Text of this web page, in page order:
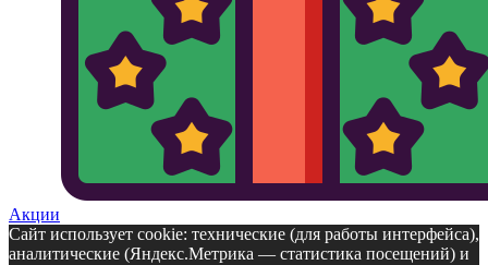
Акции
Сайт использует cookie: технические (для работы интерфейса),
аналитические (Яндекс.Метрика — статистика посещений) и